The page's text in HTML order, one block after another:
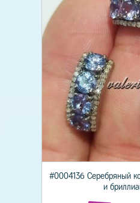
#0004136 Серебряный
и